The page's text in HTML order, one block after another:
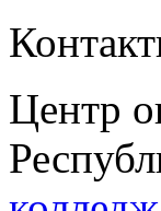
Центр